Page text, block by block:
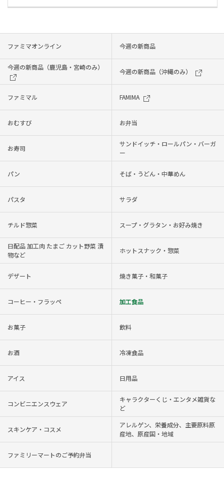
ファミマオンライン 今週の新商品
今週の新商品（鹿児島・宮崎のみ）
今週の新商品（沖縄のみ）
ファミマル FAMIMA
おむすび お弁当
お寿司
サンドイッチ・ロールパン・バーガ
ー
パン そば・うどん・中華めん
パスタ サラダ
チルド惣菜 スープ・グラタン・お好み焼き
日配品 加工肉 たまご カット野菜 漬
物など
ホットスナック・惣菜
デザート 焼き菓子・和菓子
コーヒー・フラッペ 加工食品
お菓子 飲料
お酒 冷凍食品
アイス 日用品
コンビニエンスウェア
キャラクターくじ・エンタメ雑貨な
ど
スキンケア・コスメ
アレルゲン、栄養成分、主要原料原
産地、原産国・地域
ファミリーマートのご予約弁当